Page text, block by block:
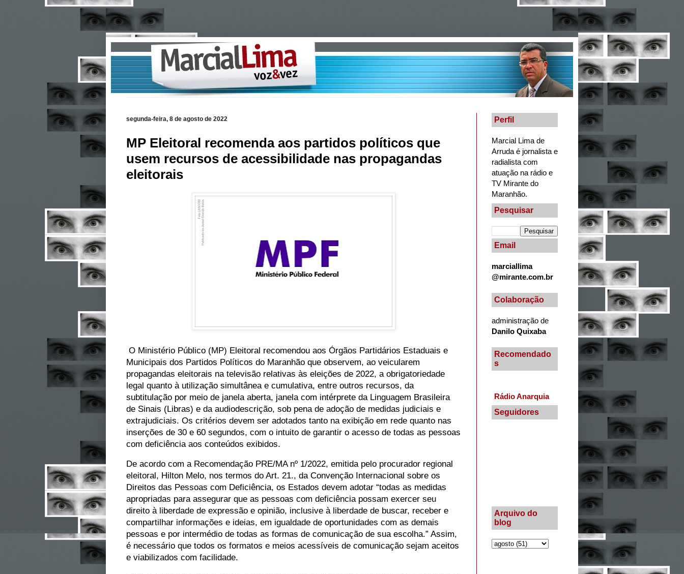
segunda-feira, 8 de agosto de 2022
MP Eleitoral recomenda aos partidos políticos que
usem recursos de acessibilidade nas propagandas
eleitorais
O Ministério Público (MP) Eleitoral recomendou aos Órgãos Partidários Estaduais e
Municipais dos Partidos Políticos do Maranhão que observem, ao veicularem
propagandas eleitorais na televisão relativas às eleições de 2022, a obrigatoriedade
legal quanto à utilização simultânea e cumulativa, entre outros recursos, da
subtitulação por meio de janela aberta, janela com intérprete da Linguagem Brasileira
de Sinais (Libras) e da audiodescrição, sob pena de adoção de medidas judiciais e
extrajudiciais. Os critérios devem ser adotados tanto na exibição em rede quanto nas
inserções de 30 e 60 segundos, com o intuito de garantir o acesso de todas as pessoas
com deficiência aos conteúdos exibidos.
De acordo com a Recomendação PRE/MA nº 1/2022, emitida pelo procurador regional
eleitoral, Hilton Melo, nos termos do Art. 21., da Convenção Internacional sobre os
Direitos das Pessoas com Deficiência, os Estados devem adotar “todas as medidas
apropriadas para assegurar que as pessoas com deficiência possam exercer seu
direito à liberdade de expressão e opinião, inclusive à liberdade de buscar, receber e
compartilhar informações e ideias, em igualdade de oportunidades com as demais
pessoas e por intermédio de todas as formas de comunicação de sua escolha.” Assim,
é necessário que todos os formatos e meios acessíveis de comunicação sejam aceitos
e viabilizados com facilidade.
Perfil
Marcial Lima de
Arruda é jornalista e
radialista com
atuação na rádio e
TV Mirante do
Maranhão.
Pesquisar
Email
marciallima
@mirante.com.br
Colaboração
administração de
Danilo Quixaba
Recomendado
s
Rádio Anarquia
Seguidores
Arquivo do
blog